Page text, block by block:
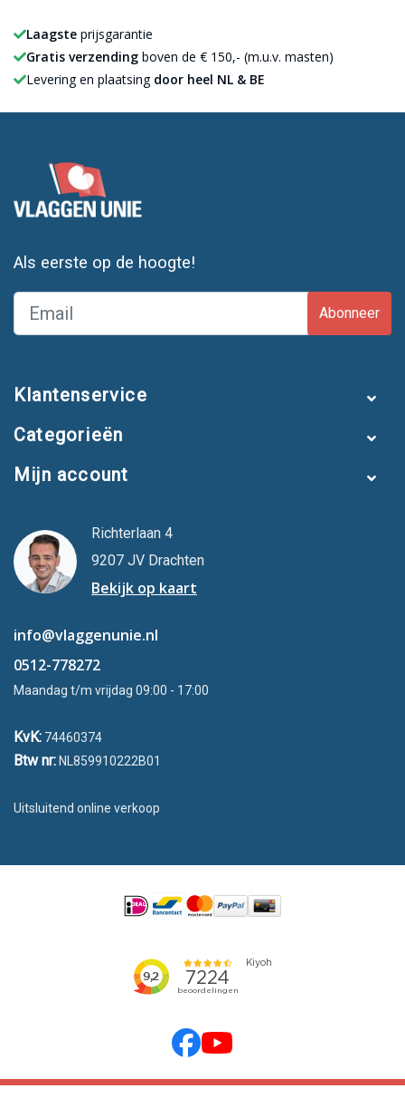
Laagste prijsgarantie
Gratis verzending boven de € 150,- (m.u.v. masten)
Levering en plaatsing door heel NL & BE
Als eerste op de hoogte!
Abonneer
Klantenservice
Categorieën
Mijn account
Richterlaan 4
9207 JV Drachten
Bekijk op kaart
info@vlaggenunie.nl
0512-778272
Maandag t/m vrijdag 09:00 - 17:00
KvK: 74460374
Btw nr: NL859910222B01
Uitsluitend online verkoop